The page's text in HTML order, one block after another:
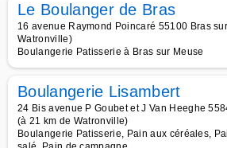
Le Boulanger de Bras
16 avenue Raymond Poincaré 55100 Bras
Watronville)
Boulangerie Patisserie à Bras sur Meuse
Boulangerie Lisambert
24 Bis avenue P Goubet et J Van Heeghe
(à 21 km de Watronville)
Boulangerie Patisserie, Pain aux céréales,